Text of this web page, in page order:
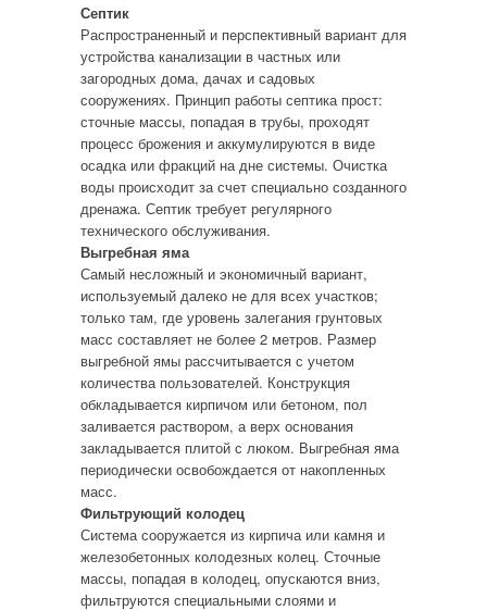
Септик
Распространенный и перспективный вариант для
устройства канализации в частных или
загородных дома, дачах и садовых
сооружениях. Принцип работы септика прост:
сточные массы, попадая в трубы, проходят
процесс брожения и аккумулируются в виде
осадка или фракций на дне системы. Очистка
воды происходит за счет специально созданного
дренажа. Септик требует регулярного
технического обслуживания.
Выгребная яма
Самый несложный и экономичный вариант,
используемый далеко не для всех участков;
только там, где уровень залегания грунтовых
масс составляет не более 2 метров. Размер
выгребной ямы рассчитывается с учетом
количества пользователей. Конструкция
обкладывается кирпичом или бетоном, пол
заливается раствором, а верх основания
закладывается плитой с люком. Выгребная яма
периодически освобождается от накопленных
масс.
Фильтрующий колодец
Система сооружается из кирпича или камня и
железобетонных колодезных колец. Сточные
массы, попадая в колодец, опускаются вниз,
фильтруются специальными слоями и